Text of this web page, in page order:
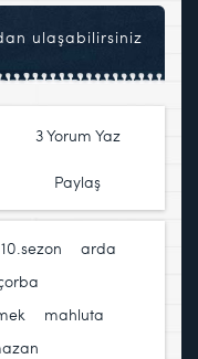
ulaşabilirsiniz
3 Yorum Yaz
Paylaş
10.sezon
arda
mahluta